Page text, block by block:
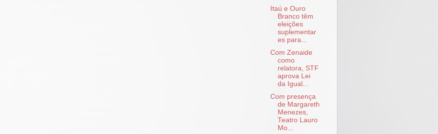
Itaú e Ouro
Branco têm
eleições
suplementar
es para...
Com Zenaide
como
relatora, STF
aprova Lei
da Igual...
Com presença
de Margareth
Menezes,
Teatro Lauro
Mo...